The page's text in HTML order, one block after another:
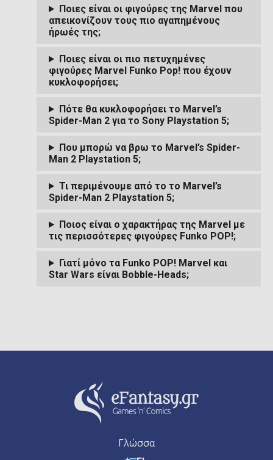
Ποιες είναι οι φιγούρες της Marvel που
απεικονίζουν τους πιο αγαπημένους
ήρωές της;
Ποιες είναι οι πιο πετυχημένες
φιγούρες Marvel Funko Pop! που έχουν
κυκλοφορήσει;
Πότε θα κυκλοφορήσει το Marvel’s
Spider-Man 2 για το Sony Playstation 5;
Που μπορώ να βρω το Marvel’s Spider-
Man 2 Playstation 5;
Τι περιμένουμε από το το Marvel’s
Spider-Man 2 Playstation 5;
Ποιος είναι ο χαρακτήρας της Marvel με
τις περισσότερες φιγούρες Funko POP!;
Γιατί μόνο τα Funko POP! Marvel και
Star Wars είναι Bobble-Heads;
Γλώσσα